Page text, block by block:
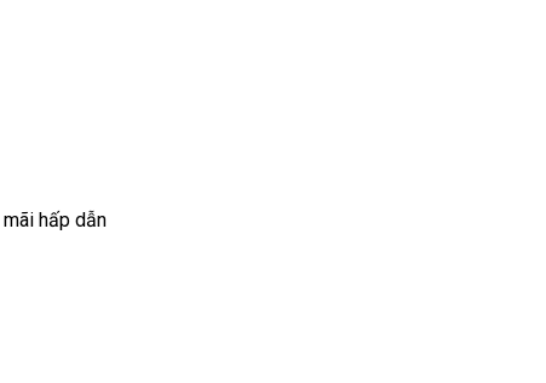
hấp dẫn